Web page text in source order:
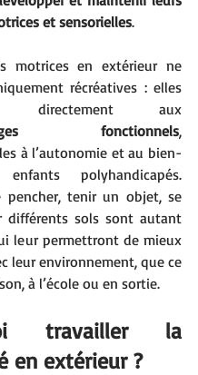
et sensorielles.
motrices en extérieur ne
récréatives : elles
fonctionnels,
à l’autonomie et au bien-
polyhandicapés.
pencher, tenir un objet, se
différents sols sont autant
leur permettront de mieux
leur environnement, que ce
à l’école ou en sortie.
travailler la
en extérieur ?